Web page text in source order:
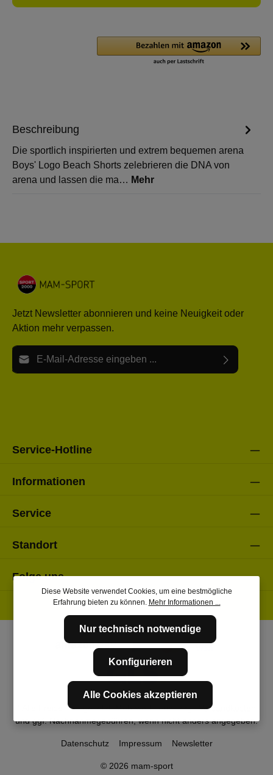
Beschreibung
Die sportlich inspirierten und extrem bequemen arena
Boys' Logo Beach Shorts zelebrieren die DNA von
arena und lassen die ma… Mehr
Jetzt Newsletter abonnieren und keine Neuigkeit oder
Aktion mehr verpassen.
E-Mail-Adresse*
Service-Hotline
Informationen
Service
Standort
Folge uns
* Alle Preise inkl. gesetzl. Mehrwertsteuer zzgl.Versandkosten
und ggf. Nachnahmegebühren, wenn nicht anders angegeben.
© 2026 mam-sport
Datenschutz Impressum Newsletter
Diese Website verwendet Cookies, um eine bestmögliche
Erfahrung bieten zu können. Mehr Informationen ...
Nur technisch notwendige
Konfigurieren
Alle Cookies akzeptieren